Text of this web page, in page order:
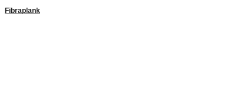
Fibraplank